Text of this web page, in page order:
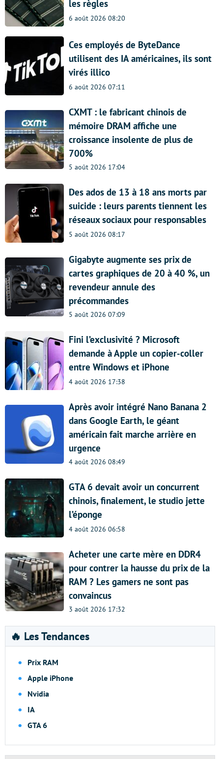
les règles
6 août 2026 08:20
Ces employés de ByteDance
utilisent des IA américaines, ils sont
virés illico
6 août 2026 07:11
CXMT : le fabricant chinois de
mémoire DRAM affiche une
croissance insolente de plus de
700%
5 août 2026 17:04
Des ados de 13 à 18 ans morts par
suicide : leurs parents tiennent les
réseaux sociaux pour responsables
5 août 2026 08:17
Gigabyte augmente ses prix de
cartes graphiques de 20 à 40 %, un
revendeur annule des
précommandes
5 août 2026 07:09
Fini l’exclusivité ? Microsoft
demande à Apple un copier-coller
entre Windows et iPhone
4 août 2026 17:38
Après avoir intégré Nano Banana 2
dans Google Earth, le géant
américain fait marche arrière en
urgence
4 août 2026 08:49
GTA 6 devait avoir un concurrent
chinois, finalement, le studio jette
l’éponge
4 août 2026 06:58
Acheter une carte mère en DDR4
pour contrer la hausse du prix de la
RAM ? Les gamers ne sont pas
convaincus
3 août 2026 17:32
🔥 Les Tendances
Prix RAM
Apple iPhone
Nvidia
IA
GTA 6